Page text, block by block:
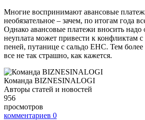
Многие воспринимают авансовые
необязательное – зачем, по итогам года
Однако авансовые платежи вносить надо
неуплата может привести к
пеней, путанице с сальдо ЕНС. Тем более
все не так страшно, как кажется.
Команда BIZNESINALOGI
Авторы статей и новостей
956
просмотров
комментариев 0